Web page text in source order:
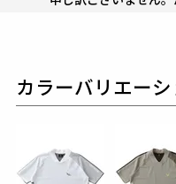
カラーバリエー